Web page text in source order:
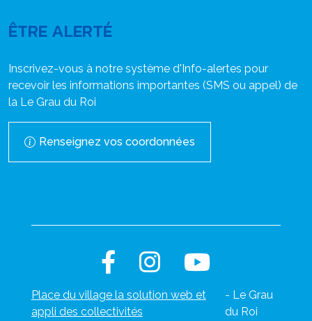
ÊTRE ALERTÉ
Inscrivez-vous à notre système d'Info-alertes pour
recevoir les informations importantes (SMS ou appel) de
la Le Grau du Roi
Renseignez vos coordonnées
Place du village la solution web et
appli des collectivités
- Le Grau
du Roi